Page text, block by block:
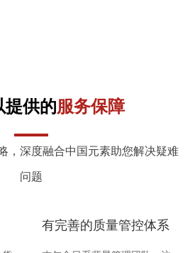
提供的服务保障
，深度融合中国元素助您解决疑难
问题
有完善的质量管控体系